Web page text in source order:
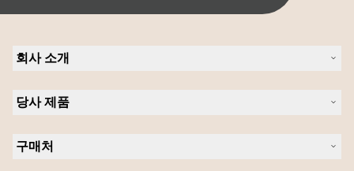
회사 소개
채용
새 소식 및 보도자료
블로그 읽기
당사 제품
스피커폰
구매처